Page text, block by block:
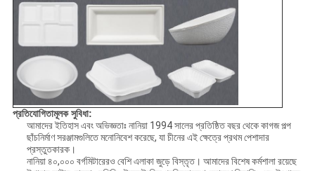
প্রতিযোগিতামূলক সুবিধা:
আমাদের ইতিহাস এবং অভিজ্ঞতাঃ নানিয়া 1994 সালের প্রতিষ্ঠিত বছর থেকে কাগজ পল্প
ছাঁচনির্মাণ সরঞ্জামগুলিতে মনোনিবেশ করেছে, যা চীনের এই ক্ষেত্রে প্রথম পেশাদার
প্রস্তুতকারক।
নানিয়া ৪০,০০০ বর্গমিটারেরও বেশি এলাকা জুড়ে বিস্তৃত। আমাদের বিশেষ কর্মশালা রয়েছে